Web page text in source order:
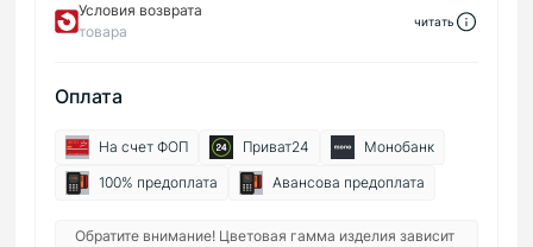
Условия возврата
товара
читать
Оплата
На счет ФОП Приват24
Монобанк
100% предоплата
Авансова предоплата
Обратите внимание! Цветовая гамма изделия зависит